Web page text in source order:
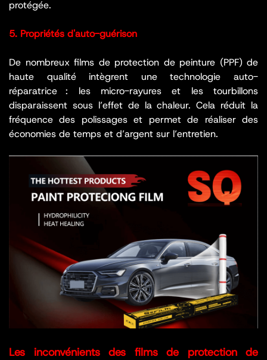
protégée.
5. Propriétés d'auto-guérison
De nombreux films de protection de peinture (PPF) de
haute qualité intègrent une technologie auto-
réparatrice : les micro-rayures et les tourbillons
disparaissent sous l’effet de la chaleur. Cela réduit la
fréquence des polissages et permet de réaliser des
économies de temps et d’argent sur l’entretien.
Les inconvénients des films de protection de